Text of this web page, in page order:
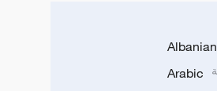
Albanian
Arabic